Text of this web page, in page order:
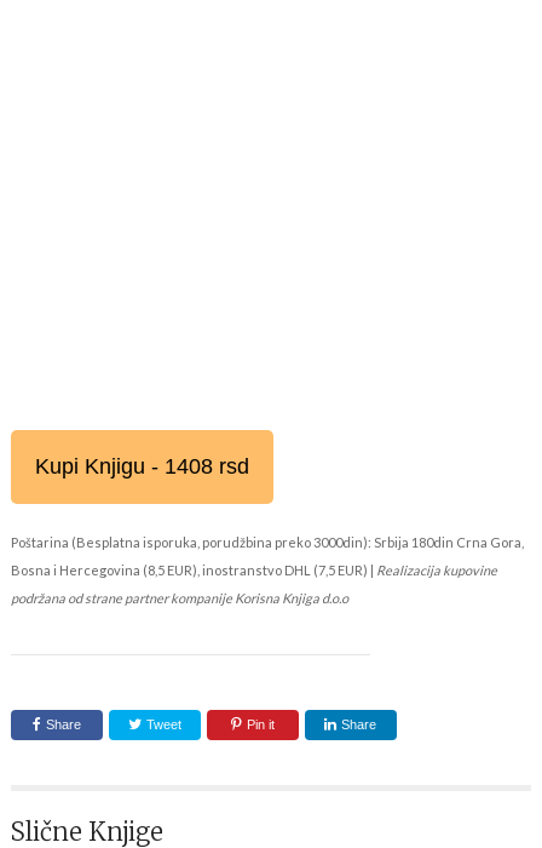
Kupi Knjigu - 1408 rsd
Poštarina (Besplatna isporuka, porudžbina preko 3000din): Srbija 180din Crna Gora,
Bosna i Hercegovina (8,5 EUR), inostranstvo DHL (7,5 EUR) | Realizacija kupovine
podržana od strane partner kompanije Korisna Knjiga d.o.o
Share Tweet Pin it Share
Slične Knjige